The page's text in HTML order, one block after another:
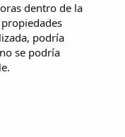
dentro de la
podría
se podría